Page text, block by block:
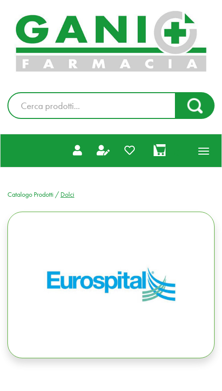
contenuto
principale
Farmacia
Gani
Ordina
online
Cerca
Prodotto
Cerca
prodotti
inseriti
Catalogo Prodotti / Dolci